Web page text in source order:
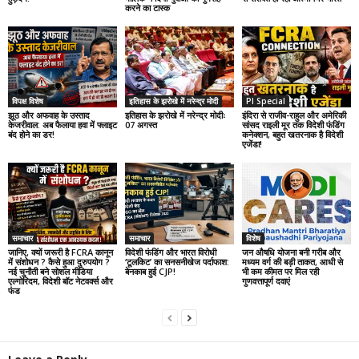
करने का टास्क
विपक्ष विशेष
झूठ और अफवाह के उस्ताद
केजरीवाल: अब फैलाया हवा में फ्लाइट
बंद होने का डर!
इतिहास के झरोखे में नरेन्द्र मोदी
इतिहास के झरोखे में नरेन्द्र मोदीः
07 अगस्त
PI Special
इंदिरा से राजीव-राहुल और अमेरिकी
सांसद राइली मूर तक विदेशी फंडिंग
कनेक्शन, बहुत खतरनाक है विदेशी
एजेंडा!
समाचार
जानिए, क्यों जरूरी है FCRA कानून
में संशोधन ? कैसे हुआ दुरुपयोग ?
नई चुनौती बने सोशल मीडिया
एल्गोरिदम, विदेशी बॉट नेटवर्क्स और
फंड
समाचार
विदेशी फंडिंग और भारत विरोधी
‘टूलकिट’ का सनसनीखेज पर्दाफाश:
बेनकाब हुई CJP!
विशेष
जन औषधि योजना बनी गरीब और
मध्यम वर्ग की बड़ी ताकत, आधी से
भी कम कीमत पर मिल रही
गुणवत्तापूर्ण दवाएं